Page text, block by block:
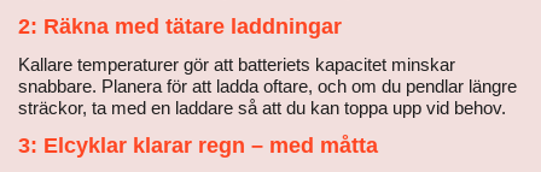
2: Räkna med tätare laddningar
Kallare temperaturer gör att batteriets kapacitet minskar
snabbare. Planera för att ladda oftare, och om du pendlar längre
sträckor, ta med en laddare så att du kan toppa upp vid behov.
3: Elcyklar klarar regn – med måtta